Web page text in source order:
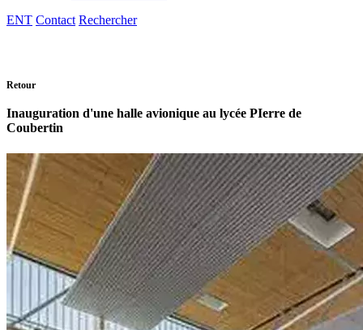
ENT Contact Rechercher
Retour
Inauguration d'une halle avionique au lycée PIerre de
Coubertin